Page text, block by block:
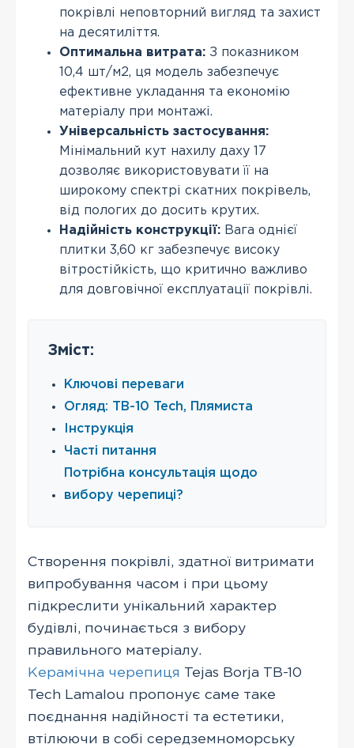
покрівлі неповторний вигляд та захист
на десятиліття.
Оптимальна витрата: З показником
10,4 шт/м2, ця модель забезпечує
ефективне укладання та економію
матеріалу при монтажі.
Універсальність застосування:
Мінімальний кут нахилу даху 17
дозволяє використовувати її на
широкому спектрі скатних покрівель,
від пологих до досить крутих.
Надійність конструкції: Вага однієї
плитки 3,60 кг забезпечує високу
вітростійкість, що критично важливо
для довговічної експлуатації покрівлі.
Зміст:
Ключові переваги
Огляд: TB-10 Tech, Плямиста
Інструкція
Часті питання
Потрібна консультація щодо
вибору черепиці?
Створення покрівлі, здатної витримати
випробування часом і при цьому
підкреслити унікальний характер
будівлі, починається з вибору
правильного матеріалу.
Керамічна черепиця Tejas Borja TB-10
Tech Lamalou пропонує саме таке
поєднання надійності та естетики,
втілюючи в собі середземноморську